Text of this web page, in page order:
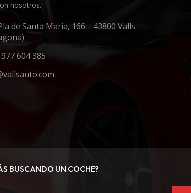
nosotros.
de Santa Maria, 166 – 43800 Valls
604 385
BUSCANDO UN COCHE?